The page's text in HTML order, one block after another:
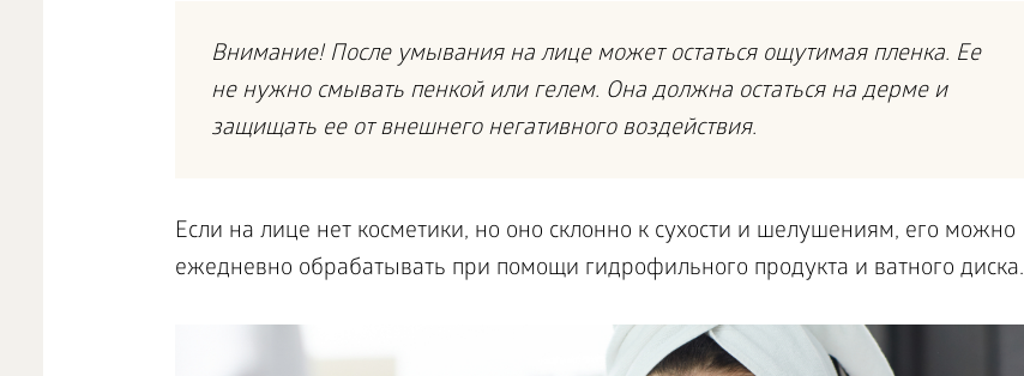
Внимание! После умывания на лице может остаться ощутимая пленка. Ее
не нужно смывать пенкой или гелем. Она должна остаться на дерме и
защищать ее от внешнего негативного воздействия.
Если на лице нет косметики, но оно склонно к сухости и шелушениям, его можно
ежедневно обрабатывать при помощи гидрофильного продукта и ватного диска.